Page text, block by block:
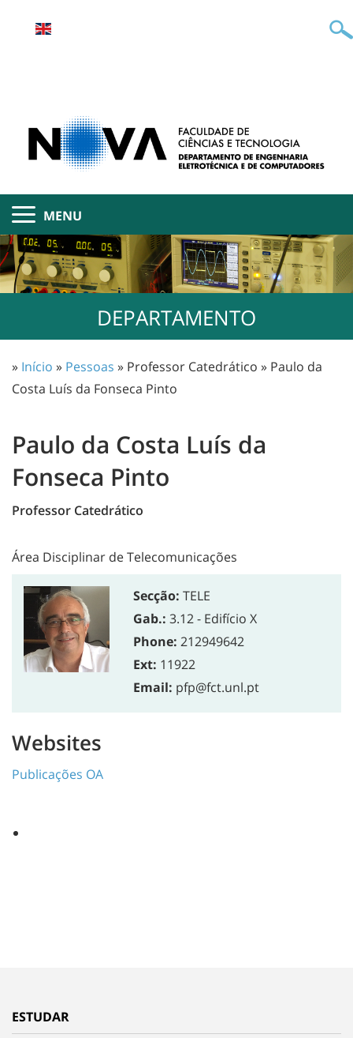
MENU
DEPARTAMENTO
» Início » Pessoas » Professor Catedrático » Paulo da
Costa Luís da Fonseca Pinto
Paulo da Costa Luís da
Fonseca Pinto
Professor Catedrático
Área Disciplinar de Telecomunicações
Secção: TELE
Gab.: 3.12 - Edifício X
Phone: 212949642
Ext: 11922
Email: pfp@fct.unl.pt
Websites
Publicações OA
ESTUDAR